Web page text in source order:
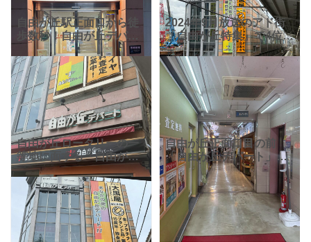
自由が丘駅正面口から徒
歩数秒！自由が丘デパー
トにはたくさんのお店が
入っています。ランチに
ディナーに使えるお店も
いっぱいです。 ハワイア
ンフードの「アイランズ
カフ
2024年9月放送のアド街
「自由が丘特集」で4位に
ランクインした「自由が
丘デパート」。 こちらの
写真は東横線渋谷方面行
き、上り電車のホームか
ら撮影しました。自由
自由が丘ロータリーの一
等地に面する「自由が丘
デパート」。自由が丘の
看板ともいえるこちらの
ビルには飲食店、衣料
品、サロンなどあらゆる
テナントが入っていま
す。
自由が丘正面口目の前
「自由が丘デパート」の
中は歩いたことあります
か？ 4階建てのビルで中
にはファッション、飲食
店、雑貨店、カルチャー
スクールとたくさんのお
店が入